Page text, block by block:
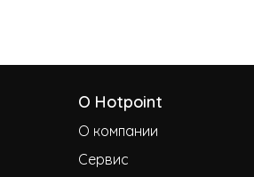
О Hotpoint
О компании
Сервис